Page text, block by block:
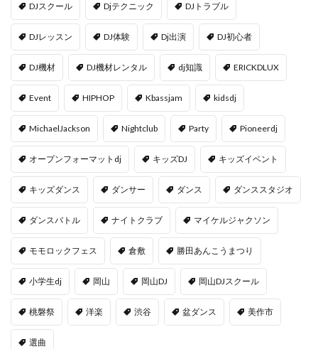
DJスクール Djテクニック DJトラブル
DJレッスン DJ体験 Dj出演 DJ初心者
DJ機材 DJ機材レンタル dj知識 ERICKDLUX
Event HIPHOP Kbassjam kidsdj
MichaelJackson Nightclub Party Pioneerdj
オープンフォーマットdj キッズDJ キッズイベント
キッズダンス ダンサー ダンス ダンススタジオ
ダンスバトル ナイトクラブ マイケルジャクソン
モモロックフェス 倉敷 勝田あんこうまつり
小学生dj 岡山 岡山DJ 岡山DJスクール
桃磐祭 洋楽 渋谷 盆ダンス 美作市
選曲